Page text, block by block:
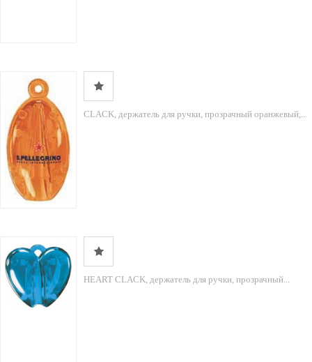
CLACK, держатель для ручки, прозрачный оранжевый,...
HEART CLACK, держатель для ручки, прозрачный...